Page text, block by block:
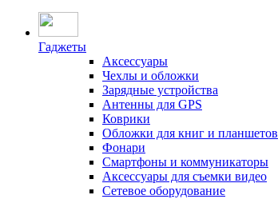
Гаджеты
Аксессуары
Чехлы и обложки
Зарядные устройства
Антенны для GPS
Коврики
Обложки для книг и планшетов
Фонари
Смартфоны и коммуникаторы
Аксессуары для съемки видео
Сетевое оборудование